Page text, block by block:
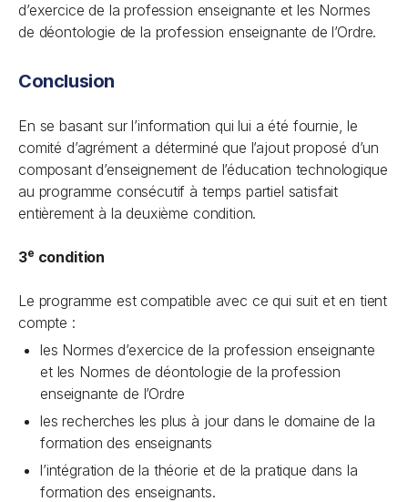
d’exercice de la profession enseignante et les Normes
de déontologie de la profession enseignante de l’Ordre.
Conclusion
En se basant sur l’information qui lui a été fournie, le
comité d’agrément a déterminé que l’ajout proposé d’un
composant d’enseignement de l’éducation technologique
au programme consécutif à temps partiel satisfait
entièrement à la deuxième condition.
3e condition
Le programme est compatible avec ce qui suit et en tient
compte :
les Normes d’exercice de la profession enseignante
et les Normes de déontologie de la profession
enseignante de l’Ordre
les recherches les plus à jour dans le domaine de la
formation des enseignants
l’intégration de la théorie et de la pratique dans la
formation des enseignants.